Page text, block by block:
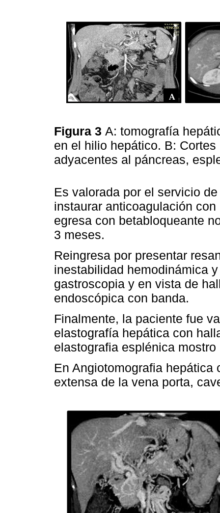
Figura 3 A: tomografía
en el hilio hepático. B:
adyacentes al páncreas,
Es valorada por el servicio
instaurar anticoagulación
egresa con betabloqueante
3 meses.
Reingresa por presentar
inestabilidad hemodinámica
gastroscopia y en vista de
endoscópica con banda.
Finalmente, la paciente fue
elastografía hepática con
elastografia esplénica
En Angiotomografia
extensa de la vena porta,